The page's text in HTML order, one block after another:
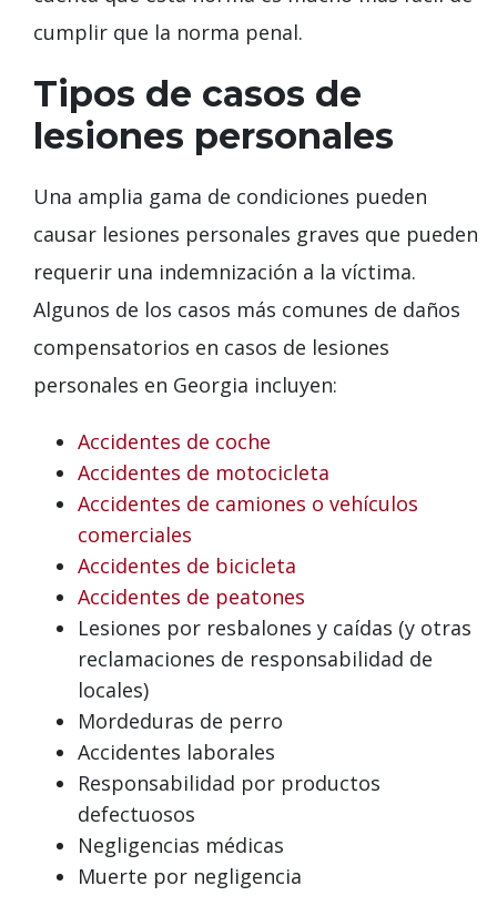
cumplir que la norma penal.
Tipos de casos de
lesiones personales
Una amplia gama de condiciones pueden
causar lesiones personales graves que pueden
requerir una indemnización a la víctima.
Algunos de los casos más comunes de daños
compensatorios en casos de lesiones
personales en Georgia incluyen:
Accidentes de coche
Accidentes de motocicleta
Accidentes de camiones o vehículos
comerciales
Accidentes de bicicleta
Accidentes de peatones
Lesiones por resbalones y caídas (y otras
reclamaciones de responsabilidad de
locales)
Mordeduras de perro
Accidentes laborales
Responsabilidad por productos
defectuosos
Negligencias médicas
Muerte por negligencia